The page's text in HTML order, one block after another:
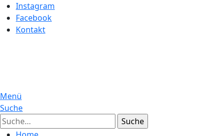
Instagram
Facebook
Kontakt
Menü
Suche
Suche